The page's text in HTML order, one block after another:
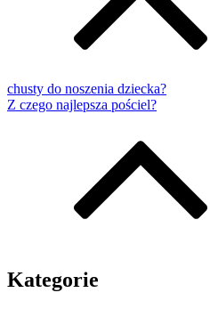
chusty do noszenia dziecka?
Z czego najlepsza pościel?
Kategorie